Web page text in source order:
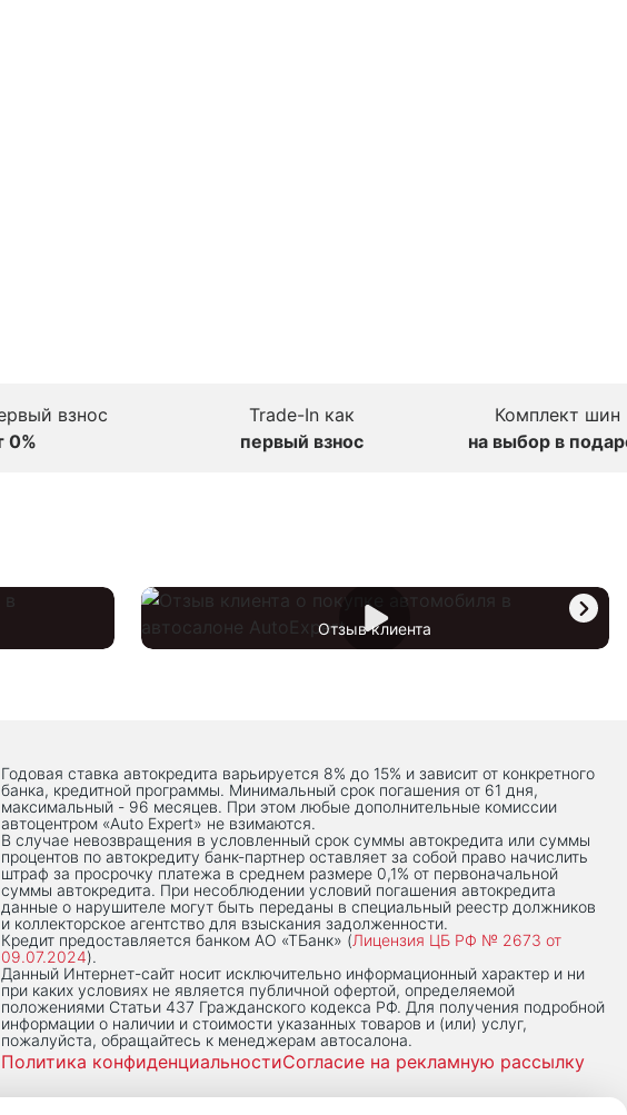
взнос
0%
Trade-In как
первый взнос
Комплект шин
на выбор в
Отзыв клиента
Годовая ставка автокредита варьируется 8% до 15% и зависит от конкретного
банка, кредитной программы. Минимальный срок погашения от 61 дня,
максимальный - 96 месяцев. При этом любые дополнительные комиссии
автоцентром «Auto Expert» не взимаются.
В случае невозвращения в условленный срок суммы автокредита или суммы
процентов по автокредиту банк-партнер оставляет за собой право начислить
штраф за просрочку платежа в среднем размере 0,1% от первоначальной
суммы автокредита. При несоблюдении условий погашения автокредита
данные о нарушителе могут быть переданы в специальный реестр должников
и коллекторское агентство для взыскания задолженности.
Кредит предоставляется банком АО «ТБанк» (Лицензия ЦБ РФ № 2673 от
09.07.2024).
Данный Интернет-сaйт носит исключительно информационный характер и ни
при каких условиях не является публичной офертой, определяемой
положениями Статьи 437 Гражданского кодекса РФ. Для получения подробной
информации о наличии и стоимости указанных товаров и (или) услуг,
пожалуйста, обращайтесь к менеджерам автосалона.
Политика конфиденциальностиСогласие на рекламную рассылку